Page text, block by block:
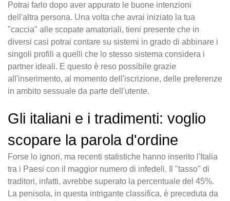
Potrai farlo dopo aver appurato le buone intenzioni
dell'altra persona. Una volta che avrai iniziato la tua
"caccia" alle scopate amatoriali, tieni presente che in
diversi casi potrai contare su sistemi in grado di abbinare i
singoli profili a quelli che lo stesso sistema considera i
partner ideali. E questo è reso possibile grazie
all'inserimento, al momento dell'iscrizione, delle preferenze
in ambito sessuale da parte dell'utente.
Gli italiani e i tradimenti: voglio
scopare la parola d'ordine
Forse lo ignori, ma recenti statistiche hanno inserito l'Italia
tra i Paesi con il maggior numero di infedeli. Il "tasso" di
traditori, infatti, avrebbe superato la percentuale del 45%.
La penisola, in questa intrigante classifica, è preceduta da